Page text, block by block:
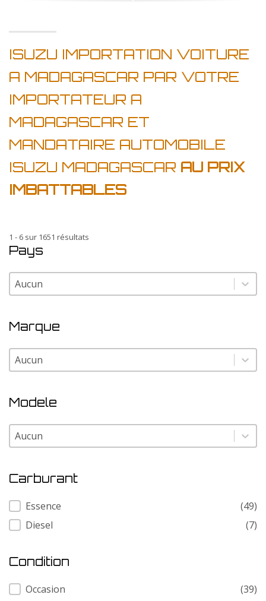
ISUZU IMPORTATION VOITURE
A MADAGASCAR PAR VOTRE
IMPORTATEUR A
MADAGASCAR ET
MANDATAIRE AUTOMOBILE
ISUZU MADAGASCAR AU PRIX
IMBATTABLES
1 - 6 sur 1651 résultats
Pays
Pays
Pays
Marque
Marque
Marque
Modele
Modele
Modele
Carburant
Carburant
Essence
(49)
Diesel
(7)
Condition
Condition
Occasion
(39)